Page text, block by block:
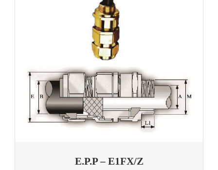
E.P.P – E1FX/Z